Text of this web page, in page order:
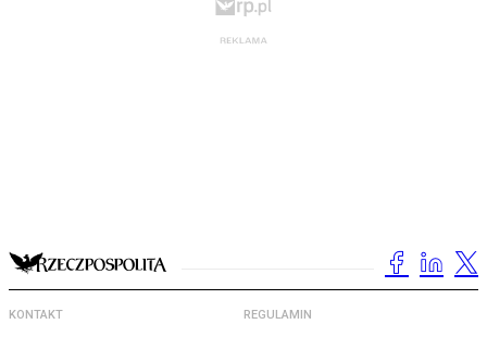
KONTAKT REGULAMIN